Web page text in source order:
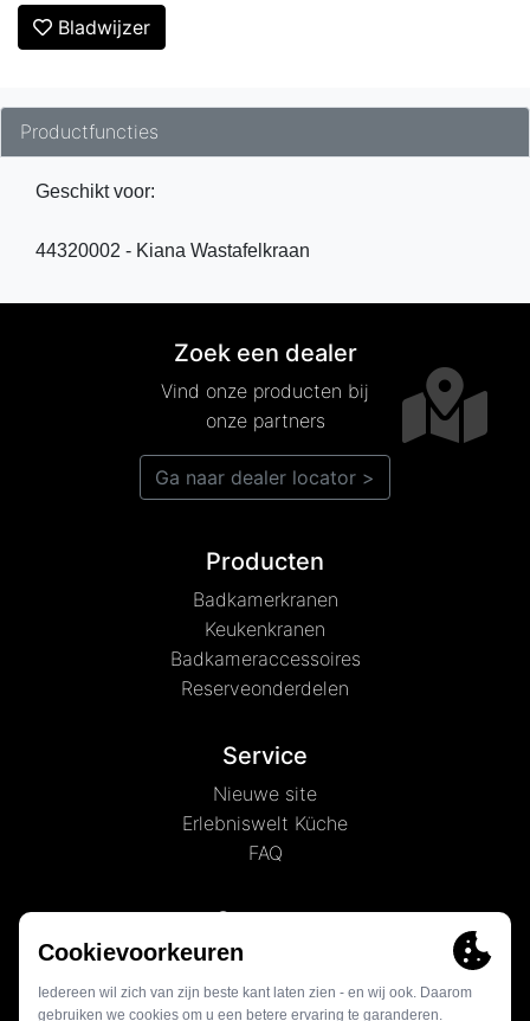
Bladwijzer
Productfuncties
Geschikt voor:
44320002 - Kiana Wastafelkraan
Producten
Badkamerkranen
Keukenkranen
Badkameraccessoires
Reserveonderdelen
Service
Nieuwe site
Erlebniswelt Küche
FAQ
Over ons
Nieuws
Geschiedenis
Zoek een dealer
Vind onze producten bij
onze partners
Ga naar dealer locator >